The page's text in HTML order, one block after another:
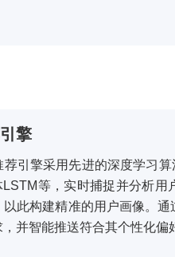
擎
引擎采用先进的深度学习
等，实时捕捉并分析
此构建精准的用户画像。
，并智能推送符合其个性化偏